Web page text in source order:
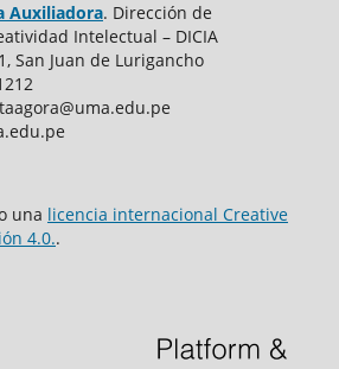
Auxiliadora. Dirección de
Intelectual – DICIA
San Juan de Lurigancho
una licencia internacional Creative
4.0..